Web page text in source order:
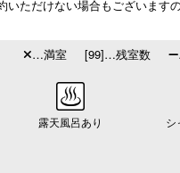
ただけない場合もございます
…満室 [99]…残室数
露天風呂あり シ